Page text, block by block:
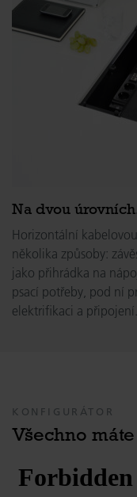
Na dvou
Horizontální
několika způsoby:
jako přihrádka na
psací potřeby, pod ní
elektrifikaci a připojení.
KONFIGURÁTOR
Všechno